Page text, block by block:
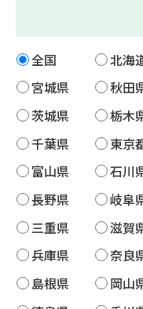
全国 北海
宮城県
秋田
茨城県
栃木
千葉県
東京
富山県
石川
長野県
岐阜
三重県
滋賀
兵庫県
奈良
島根県
岡山